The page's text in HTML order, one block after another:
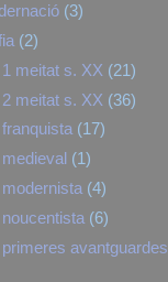
(3)
(2)
meitat s. XX (21)
meitat s. XX (36)
(17)
(1)
(4)
(6)
avantguardes